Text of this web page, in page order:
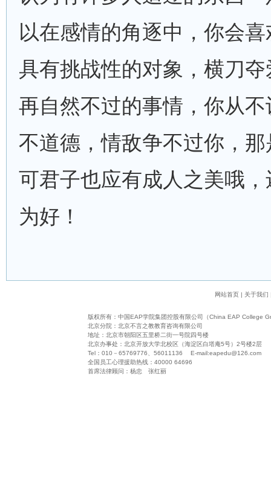
以在感情的角逐中，你会
具有挑战性的对象，横刀
再自然不过的事情，你从
不道德，情敌争不过你，
可君子也应有成人之美哦
为好！
网站首页| 关于我们
版权所有： 中国EAP学院集团控股有限公司（China EAP College
北京分院：北京不言之教教育咨询有限公司
地址：北京市朝阳区五里桥二街一号院四号楼
北京办事处：北京开放大学北校区（海淀区白塔庵5号）2号楼2层
Tel：010－65769776、56011136 E-mail:eapedu@126.com
全国员工心理援助热线：40000 64696
首席法律顾问：杨忠 张红丽